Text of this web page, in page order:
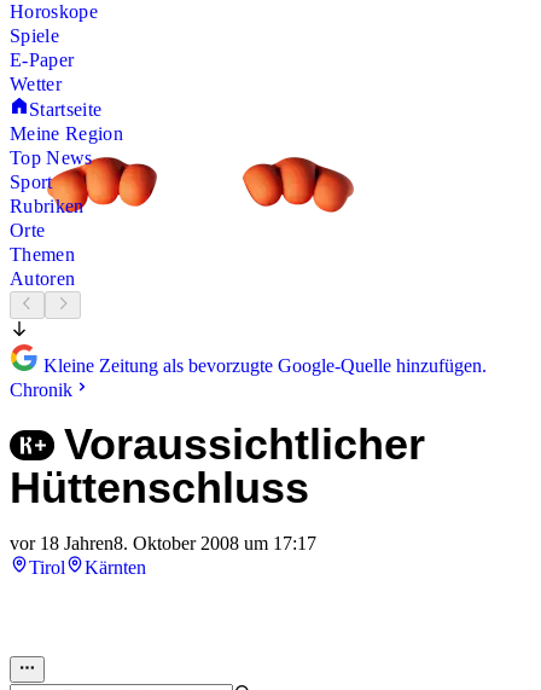
Horoskope
Spiele
E-Paper
Wetter
Startseite
Meine Region
Top News
Sport
Rubriken
Orte
Themen
Autoren
Kleine Zeitung als bevorzugte Google-Quelle hinzufügen.
Chronik
Voraussichtlicher
Hüttenschluss
vor 18 Jahren8. Oktober 2008 um 17:17
Tirol
Kärnten